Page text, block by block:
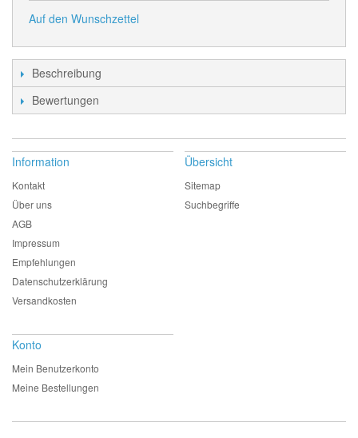
Auf den Wunschzettel
Beschreibung
Bewertungen
Information
Kontakt
Über uns
AGB
Impressum
Empfehlungen
Datenschutzerklärung
Versandkosten
Übersicht
Sitemap
Suchbegriffe
Konto
Mein Benutzerkonto
Meine Bestellungen